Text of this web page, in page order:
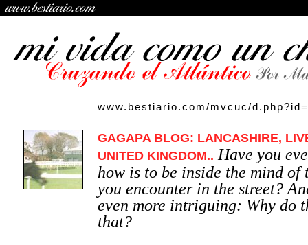
www.bestiario.com/mvcuc/
GAGAPA BLOG: LANCASHIRE,
UNITED KINGDOM.. Have you
how is to be inside the mind of
you encounter in the street?
even more intriguing: Why do
that?